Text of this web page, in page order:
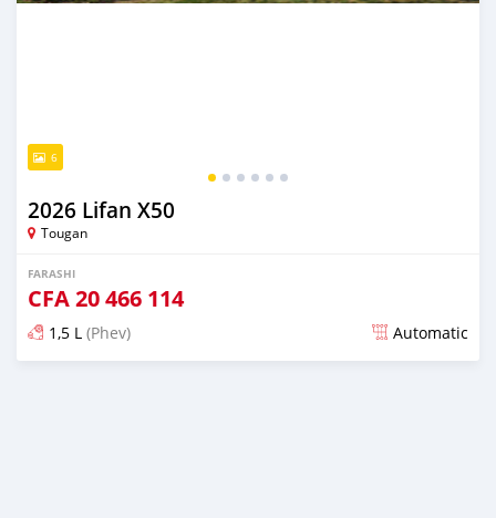
6
2026 Lifan X50
Tougan
FARASHI
CFA20 466 114
1,5 L (Phev) Automatic